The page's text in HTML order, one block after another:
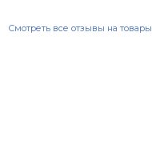
Смотреть все отзывы на товары